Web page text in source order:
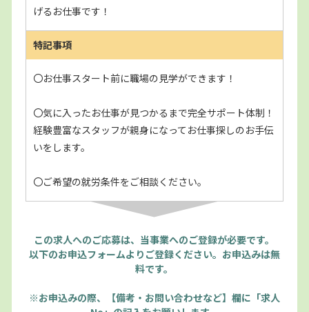
げるお仕事です！
特記事項
〇お仕事スタート前に職場の見学ができます！
〇気に入ったお仕事が見つかるまで完全サポート体制！
経験豊富なスタッフが親身になってお仕事探しのお手伝
いをします。
〇ご希望の就労条件をご相談ください。
この求人へのご応募は、当事業へのご登録が必要です。
以下のお申込フォームよりご登録ください。お申込みは無
料です。
※お申込みの際、【備考・お問い合わせなど】欄に「求人